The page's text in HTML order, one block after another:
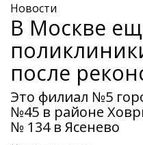
Новости
В Москве
после
Это филиал №5
№45 в районе
№ 134 в Ясенево